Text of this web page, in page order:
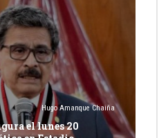
Hugo Amanque Chaiña
el lunes 20